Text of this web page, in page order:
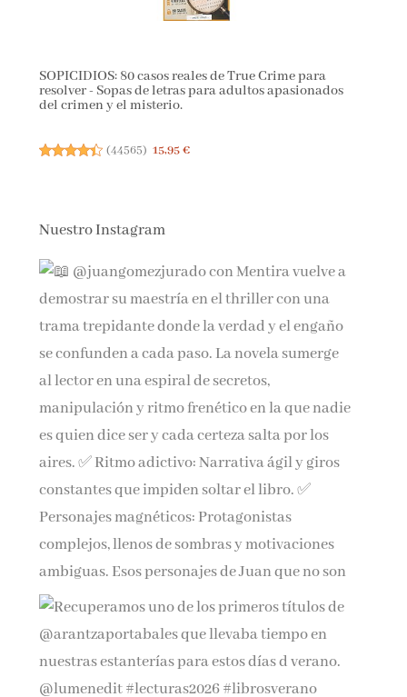
SOPICIDIOS: 80 casos reales de True Crime para
resolver - Sopas de letras para adultos apasionados
del crimen y el misterio.
(44565) 15,95 €
Nuestro Instagram